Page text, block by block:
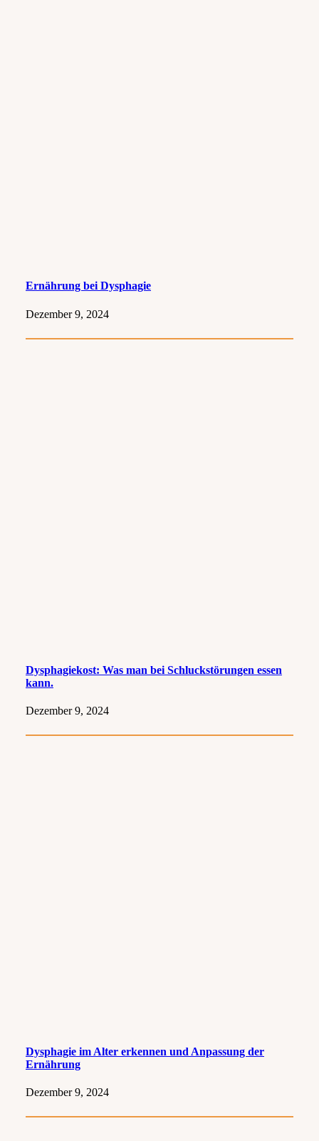
Ernährung bei Dysphagie
Dezember 9, 2024
Dysphagiekost: Was man bei Schluckstörungen essen
kann.
Dezember 9, 2024
Dysphagie im Alter erkennen und Anpassung der
Ernährung
Dezember 9, 2024